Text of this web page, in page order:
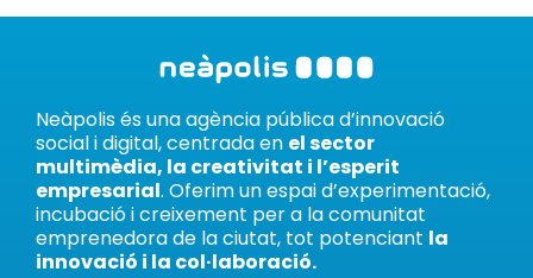
Neàpolis és una agència pública d’innovació
social i digital, centrada en el sector
multimèdia, la creativitat i l’esperit
empresarial. Oferim un espai d’experimentació,
incubació i creixement per a la comunitat
emprenedora de la ciutat, tot potenciant la
innovació i la col·laboració.